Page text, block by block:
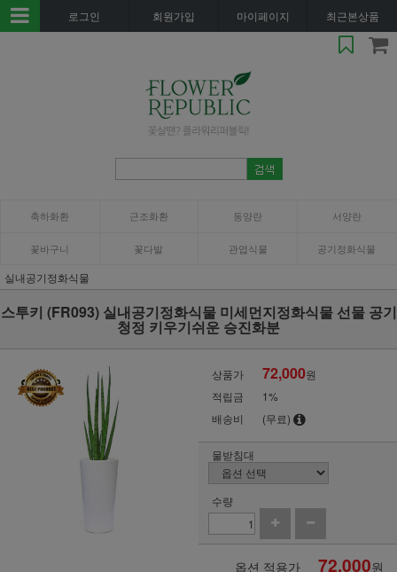
로그인 회원가입 마이페이지 최근본상품
축하화환 근조화환 동양란 서양란
꽃바구니 꽃다발 관엽식물 공기정화식물
실내공기정화식물
스투키 (FR093) 실내공기정화식물 미세먼지정화식물 선물 공기
청정 키우기쉬운 승진화분
상품가 72,000원
적립금
1%
배송비
(무료)
물받침대
수량
옵션 적용가 72,000원